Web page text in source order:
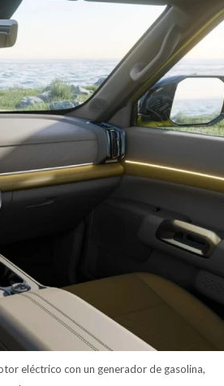
eléctrico con un generador de gasolina,